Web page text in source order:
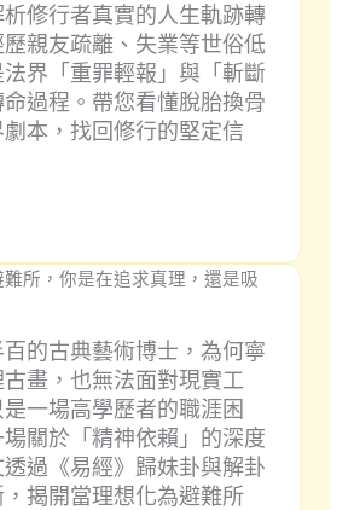
修行者真實的人生軌跡轉
親友疏離、失業等世俗低
界「重罪輕報」與「斬斷
過程。帶您看懂脫胎換骨
本，找回修行的堅定信
所，你是在追求真理，還是吸
的古典藝術博士，為何寧
畫，也無法面對現實工
一場高學歷者的職涯困
關於「精神依賴」的深度
過《易經》歸妹卦與解卦
揭開當理想化為避難所